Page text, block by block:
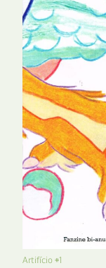
Artifício #1